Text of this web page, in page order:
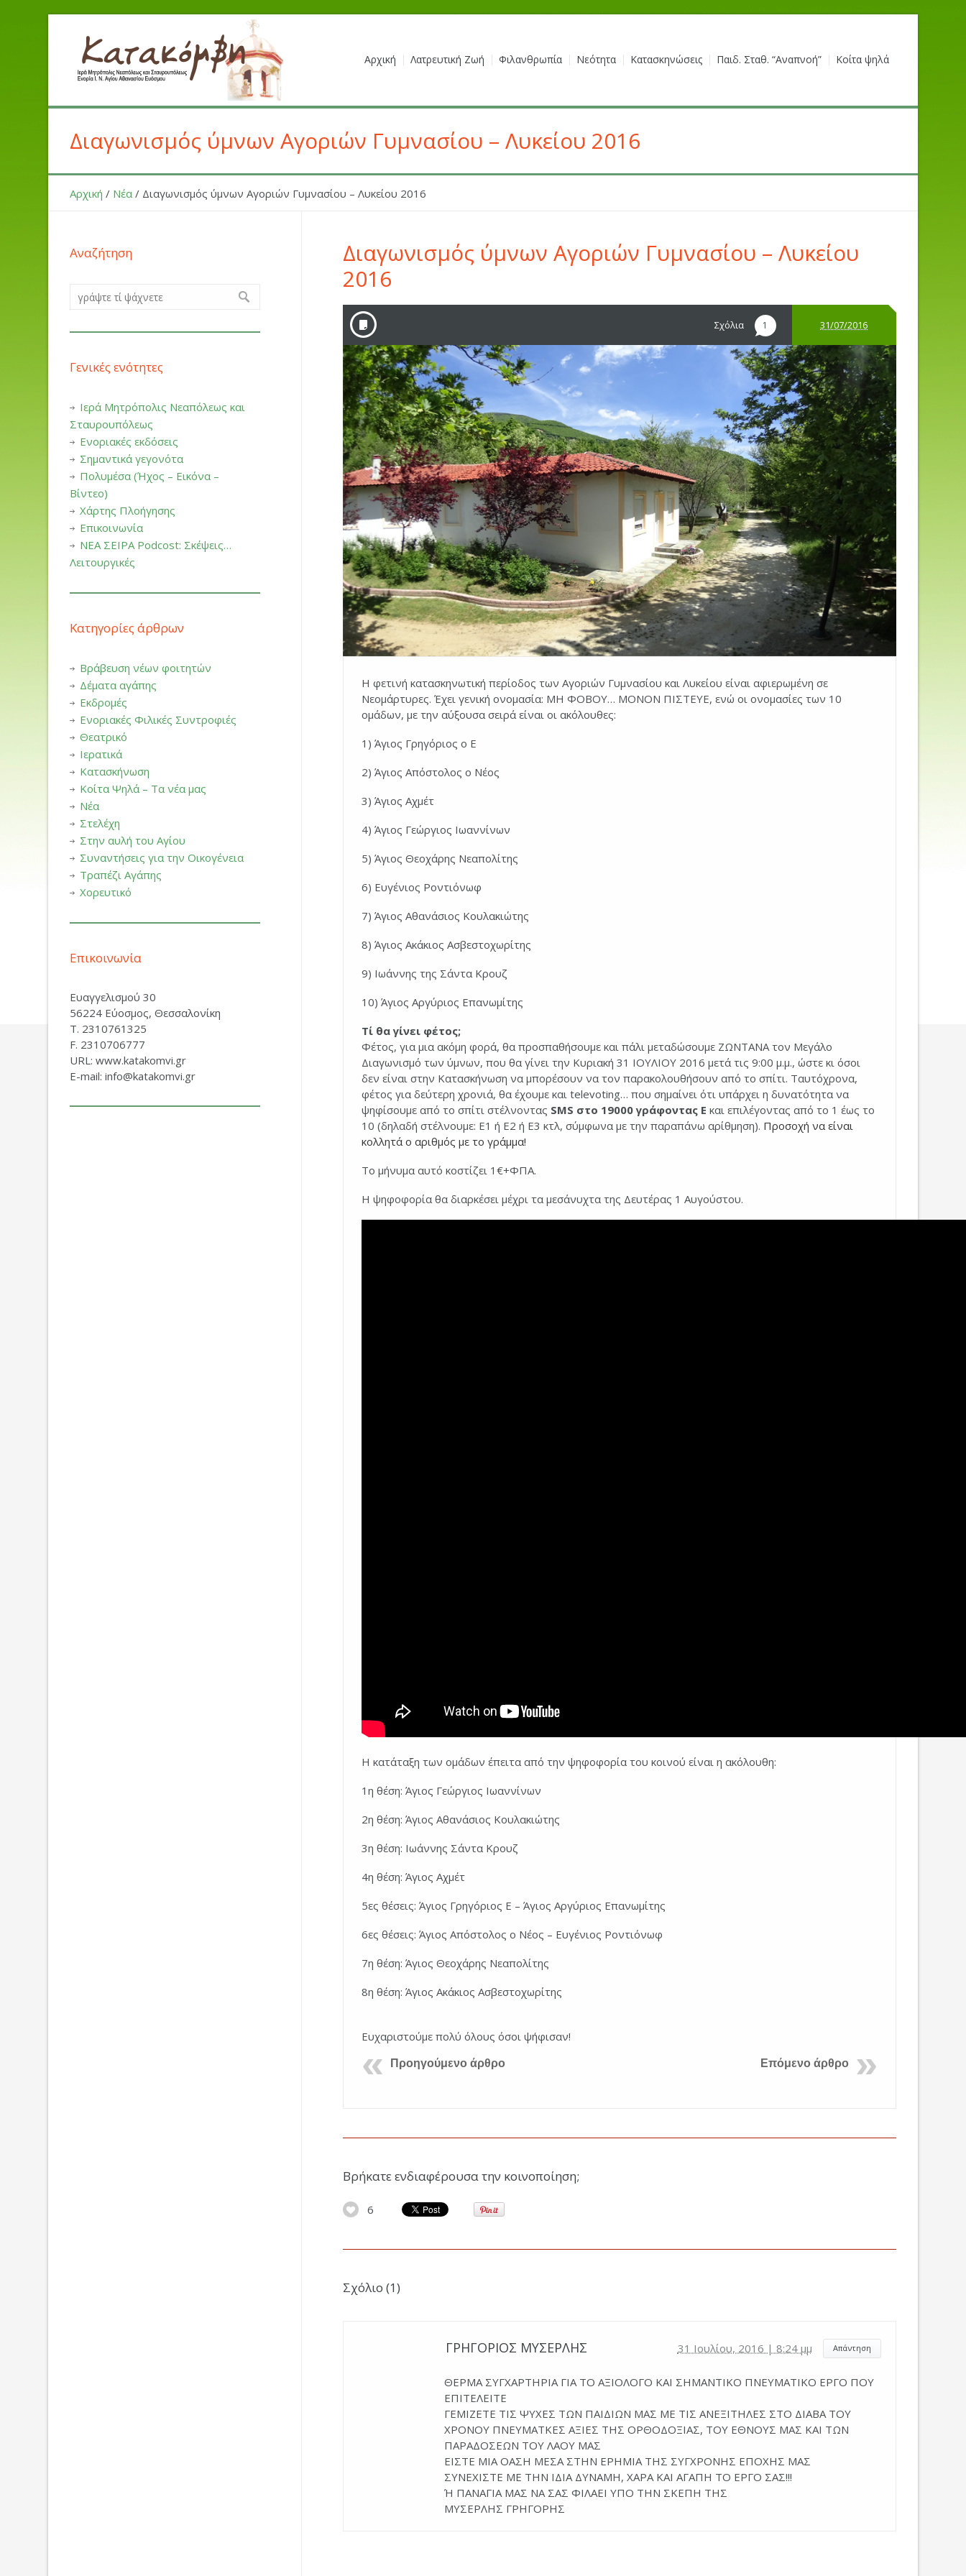
Αρχική Λατρευτική Ζωή Φιλανθρωπία Νεότητα Κατασκηνώσεις Παιδ. Σταθ. “Αναπνοή” Κοίτα ψηλά
Διαγωνισμός ύμνων Αγοριών Γυμνασίου – Λυκείου 2016
Αρχική / Νέα / Διαγωνισμός ύμνων Αγοριών Γυμνασίου – Λυκείου 2016
Διαγωνισμός ύμνων Αγοριών Γυμνασίου – Λυκείου
2016
Σχόλια 1 31/07/2016
Η φετινή κατασκηνωτική περίοδος των Αγοριών Γυμνασίου και Λυκείου είναι αφιερωμένη σε
Νεομάρτυρες. Έχει γενική ονομασία: ΜΗ ΦΟΒΟΥ… ΜΟΝΟΝ ΠΙΣΤΕΥΕ, ενώ οι ονομασίες των 10
ομάδων, με την αύξουσα σειρά είναι οι ακόλουθες:
1) Άγιος Γρηγόριος ο Ε
2) Άγιος Απόστολος ο Νέος
3) Άγιος Αχμέτ
4) Άγιος Γεώργιος Ιωαννίνων
5) Άγιος Θεοχάρης Νεαπολίτης
6) Ευγένιος Ροντιόνωφ
7) Άγιος Αθανάσιος Κουλακιώτης
8) Άγιος Ακάκιος Ασβεστοχωρίτης
9) Ιωάννης της Σάντα Κρουζ
10) Άγιος Αργύριος Επανωμίτης
Τί θα γίνει φέτος;
Φέτος, για μια ακόμη φορά, θα προσπαθήσουμε και πάλι μεταδώσουμε ΖΩΝΤΑΝΑ τον Μεγάλο
Διαγωνισμό των ύμνων, που θα γίνει την Κυριακή 31 ΙΟΥΛΙΟΥ 2016 μετά τις 9:00 μ.μ., ώστε κι όσοι
δεν είναι στην Κατασκήνωση να μπορέσουν να τον παρακολουθήσουν από το σπίτι. Ταυτόχρονα,
φέτος για δεύτερη χρονιά, θα έχουμε και televoting… που σημαίνει ότι υπάρχει η δυνατότητα να
ψηφίσουμε από το σπίτι στέλνοντας SMS στο 19000 γράφοντας Ε και επιλέγοντας από το 1 έως το
10 (δηλαδή στέλνουμε: Ε1 ή Ε2 ή Ε3 κτλ, σύμφωνα με την παραπάνω αρίθμηση). Προσοχή να είναι
κολλητά ο αριθμός με το γράμμα!
Το μήνυμα αυτό κοστίζει 1€+ΦΠΑ.
Η ψηφοφορία θα διαρκέσει μέχρι τα μεσάνυχτα της Δευτέρας 1 Αυγούστου.
Η κατάταξη των ομάδων έπειτα από την ψηφοφορία του κοινού είναι η ακόλουθη:
1η θέση: Άγιος Γεώργιος Ιωαννίνων
2η θέση: Άγιος Αθανάσιος Κουλακιώτης
3η θέση: Ιωάννης Σάντα Κρουζ
4η θέση: Άγιος Αχμέτ
5ες θέσεις: Άγιος Γρηγόριος Ε – Άγιος Αργύριος Επανωμίτης
6ες θέσεις: Άγιος Απόστολος ο Νέος – Ευγένιος Ροντιόνωφ
7η θέση: Άγιος Θεοχάρης Νεαπολίτης
8η θέση: Άγιος Ακάκιος Ασβεστοχωρίτης
Ευχαριστούμε πολύ όλους όσοι ψήφισαν!
Προηγούμενο άρθρο Επόμενο άρθρο
Βρήκατε ενδιαφέρουσα την κοινοποίηση;
6
Σχόλιο (1)
ΓΡΗΓΟΡΙΟΣ ΜΥΣΕΡΛΗΣ Απάντηση
31 Ιουλίου, 2016 | 8:24 μμ
ΘΕΡΜΑ ΣΥΓΧΑΡΤΗΡΙΑ ΓΙΑ ΤΟ ΑΞΙΟΛΟΓΟ ΚΑΙ ΣΗΜΑΝΤΙΚΟ ΠΝΕΥΜΑΤΙΚΟ ΕΡΓΟ ΠΟΥ
ΕΠΙΤΕΛΕΙΤΕ
ΓΕΜΙΖΕΤΕ ΤΙΣ ΨΥΧΕΣ ΤΩΝ ΠΑΙΔΙΩΝ ΜΑΣ ΜΕ ΤΙΣ ΑΝΕΞΙΤΗΛΕΣ ΣΤΟ ΔΙΑΒΑ ΤΟΥ
ΧΡΟΝΟΥ ΠΝΕΥΜΑΤΚΕΣ ΑΞΙΕΣ ΤΗΣ ΟΡΘΟΔΟΞΙΑΣ, ΤΟΥ ΕΘΝΟΥΣ ΜΑΣ ΚΑΙ ΤΩΝ
ΠΑΡΑΔΟΣΕΩΝ ΤΟΥ ΛΑΟΥ ΜΑΣ
ΕΙΣΤΕ ΜΙΑ ΟΑΣΗ ΜΕΣΑ ΣΤΗΝ ΕΡΗΜΙΑ ΤΗΣ ΣΥΓΧΡΟΝΗΣ ΕΠΟΧΗΣ ΜΑΣ
ΣΥΝΕΧΙΣΤΕ ΜΕ ΤΗΝ ΙΔΙΑ ΔΥΝΑΜΗ, ΧΑΡΑ ΚΑΙ ΑΓΑΠΗ ΤΟ ΕΡΓΟ ΣΑΣ!!!
Ή ΠΑΝΑΓΙΑ ΜΑΣ ΝΑ ΣΑΣ ΦΙΛΑΕΙ ΥΠΟ ΤΗΝ ΣΚΕΠΗ ΤΗΣ
ΜΥΣΕΡΛΗΣ ΓΡΗΓΟΡΗΣ
Αναζήτηση
Γενικές ενότητες
Ιερά Μητρόπολις Νεαπόλεως και
Σταυρουπόλεως
Ενοριακές εκδόσεις
Σημαντικά γεγονότα
Πολυμέσα (Ήχος – Εικόνα –
Βίντεο)
Χάρτης Πλοήγησης
Επικοινωνία
ΝΕΑ ΣΕΙΡΑ Podcost: Σκέψεις…
Λειτουργικές
Κατηγορίες άρθρων
Βράβευση νέων φοιτητών
Δέματα αγάπης
Εκδρομές
Ενοριακές Φιλικές Συντροφιές
Θεατρικό
Ιερατικά
Κατασκήνωση
Κοίτα Ψηλά – Τα νέα μας
Νέα
Στελέχη
Στην αυλή του Αγίου
Συναντήσεις για την Οικογένεια
Τραπέζι Αγάπης
Χορευτικό
Επικοινωνία
Ευαγγελισμού 30
56224 Εύοσμος, Θεσσαλονίκη
Τ. 2310761325
F. 2310706777
URL: www.katakomvi.gr
E-mail: info@katakomvi.gr